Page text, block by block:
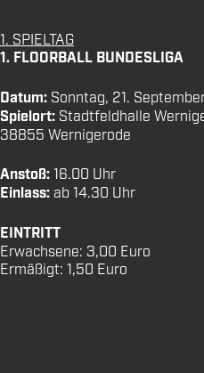
1. SPIELTAG
1. FLOORBALL BUNDESLIGA
Datum: Sonntag, 21.
Spielort: Stadtfeldhalle
38855 Wernigerode
Anstoß: 16.00 Uhr
Einlass: ab 14.30 Uhr
EINTRITT
Erwachsene: 3,00 Euro
Ermäßigt: 1,50 Euro